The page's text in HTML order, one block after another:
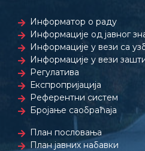
Информатор о раду
Информације од јавног
Информације у вези са
Информације у вези
Регулатива
Експропријација
Референтни систем
Бројање саобраћаја
План пословања
План јавних набавки